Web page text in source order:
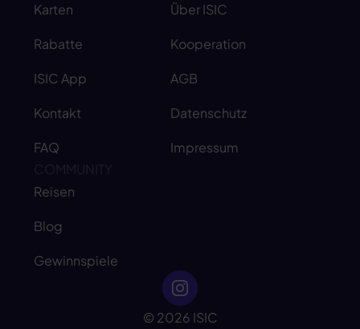
Karten
Rabatte
ISIC App
Kontakt
FAQ
Über ISIC
Kooperation
AGB
Datenschutz
Impressum
Reisen
Blog
Gewinnspiele
© 2026 ISIC